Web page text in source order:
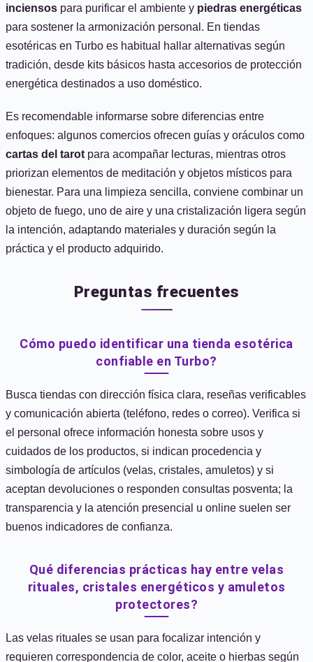
inciensos para purificar el ambiente y piedras energéticas
para sostener la armonización personal. En tiendas
esotéricas en Turbo es habitual hallar alternativas según
tradición, desde kits básicos hasta accesorios de protección
energética destinados a uso doméstico.
Es recomendable informarse sobre diferencias entre
enfoques: algunos comercios ofrecen guías y oráculos como
cartas del tarot para acompañar lecturas, mientras otros
priorizan elementos de meditación y objetos místicos para
bienestar. Para una limpieza sencilla, conviene combinar un
objeto de fuego, uno de aire y una cristalización ligera según
la intención, adaptando materiales y duración según la
práctica y el producto adquirido.
Preguntas frecuentes
Cómo puedo identificar una tienda esotérica
confiable en Turbo?
Busca tiendas con dirección física clara, reseñas verificables
y comunicación abierta (teléfono, redes o correo). Verifica si
el personal ofrece información honesta sobre usos y
cuidados de los productos, si indican procedencia y
simbología de artículos (velas, cristales, amuletos) y si
aceptan devoluciones o responden consultas posventa; la
transparencia y la atención presencial u online suelen ser
buenos indicadores de confianza.
Qué diferencias prácticas hay entre velas
rituales, cristales energéticos y amuletos
protectores?
Las velas rituales se usan para focalizar intención y
requieren correspondencia de color, aceite o hierbas según